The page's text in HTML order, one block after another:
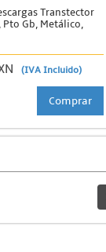
Transtector
Gb, Metálico,
(IVA Incluido)
Comprar